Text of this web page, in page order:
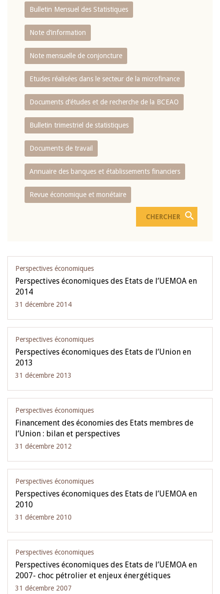
Bulletin Mensuel des Statistiques
Note d’information
Note mensuelle de conjoncture
Etudes réalisées dans le secteur de la microfinance
Documents d’études et de recherche de la BCEAO
Bulletin trimestriel de statistiques
Documents de travail
Annuaire des banques et établissements financiers
Revue économique et monétaire
Perspectives économiques
Perspectives économiques des Etats de l’UEMOA en
2014
31 décembre 2014
Perspectives économiques
Perspectives économiques des Etats de l’Union en
2013
31 décembre 2013
Perspectives économiques
Financement des économies des Etats membres de
l’Union : bilan et perspectives
31 décembre 2012
Perspectives économiques
Perspectives économiques des Etats de l’UEMOA en
2010
31 décembre 2010
Perspectives économiques
Perspectives économiques des Etats de l’UEMOA en
2007- choc pétrolier et enjeux énergétiques
31 décembre 2007